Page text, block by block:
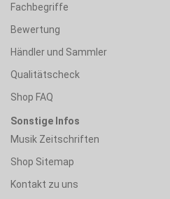
Fachbegriffe
Bewertung
Händler und Sammler
Qualitätscheck
Shop FAQ
Sonstige Infos
Musik Zeitschriften
Shop Sitemap
Kontakt zu uns